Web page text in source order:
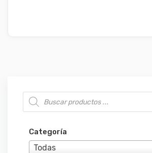
Búsqueda de productos
Categoría
Todas